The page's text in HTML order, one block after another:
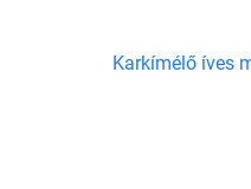
Karkímélő íves